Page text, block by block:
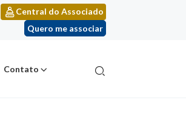
Central do Associado
Quero me associar
Contato